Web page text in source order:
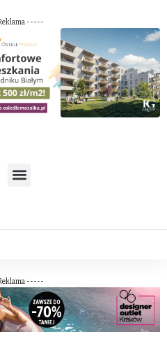
-----
-----